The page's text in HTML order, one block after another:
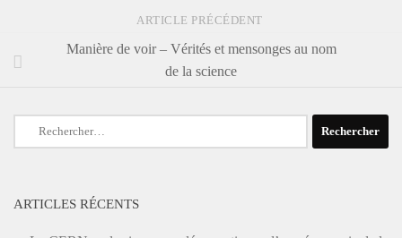
ARTICLE PRÉCÉDENT
Manière de voir – Vérités et mensonges au nom
de la science
Rechercher :
ARTICLES RÉCENTS